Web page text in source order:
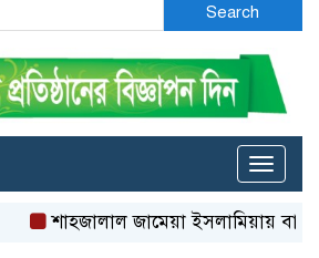
Search
Toggle
শাহজালাল জামেয়া ইসলামিয়ায় বার্ষিক